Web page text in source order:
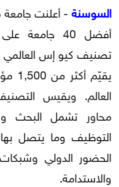
السوسنة- أعلنت
أفضل 40
العالم. ويقيس
محاور تشمل البحث
التوظيف وما يتصل
الحضور الدولي
والاستدامة.